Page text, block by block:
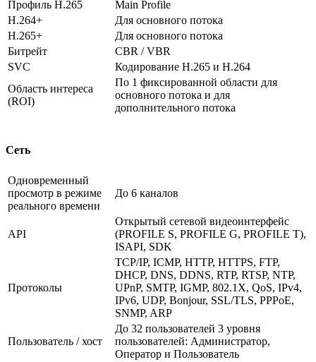
Профиль H.265
Main Profile
H.264+
Для основного потока
H.265+
Для основного потока
Битрейт
CBR / VBR
SVC
Кодирование H.265 и H.264
Область интереса
(ROI)
По 1 фиксированной области для
основного потока и для
дополнительного потока
Сеть
Одновременный
просмотр в режиме
реального времени
До 6 каналов
API
Открытый сетевой видеоинтерфейс
(PROFILE S, PROFILE G, PROFILE T),
ISAPI, SDK
Протоколы
TCP/IP, ICMP, HTTP, HTTPS, FTP,
DHCP, DNS, DDNS, RTP, RTSP, NTP,
UPnP, SMTP, IGMP, 802.1X, QoS, IPv4,
IPv6, UDP, Bonjour, SSL/TLS, PPPoE,
SNMP, ARP
Пользователь / хост
До 32 пользователей 3 уровня
пользователей: Администратор,
Оператор и Пользователь